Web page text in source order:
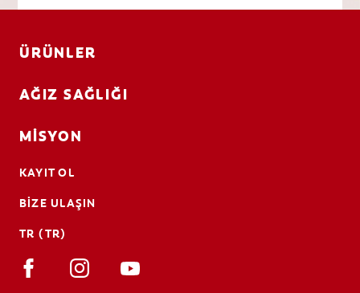
ÜRÜNLER
AĞIZ SAĞLIĞI
MISYON
KAYIT OL
BIZE ULAŞIN
TR (TR)